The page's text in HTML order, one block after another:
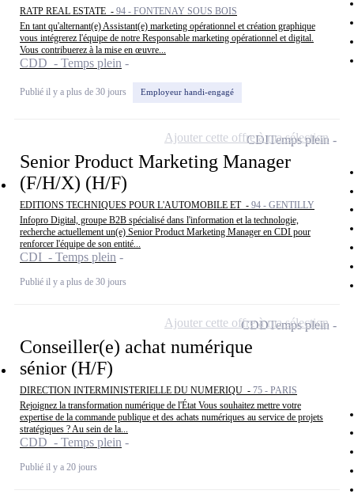
RATP REAL ESTATE - 94 - FONTENAY SOUS BOIS
En tant qu'alternant(e) Assistant(e) marketing opérationnel et création graphique
vous intégrerez l'équipe de notre Responsable marketing opérationnel et digital.
Vous contribuerez à la mise en œuvre...
CDD - Temps plein
Publié il y a plus de 30 jours Employeur handi-engagé
Senior Product Marketing Manager
(F/H/X) (H/F)
EDITIONS TECHNIQUES POUR L'AUTOMOBILE ET - 94 - GENTILLY
Infopro Digital, groupe B2B spécialisé dans l'information et la technologie,
recherche actuellement un(e) Senior Product Marketing Manager en CDI pour
renforcer l'équipe de son entité...
CDI - Temps plein
Publié il y a plus de 30 jours
CDITemps plein
Ajouter cette offre à ma sélection
Conseiller(e) achat numérique
sénior (H/F)
DIRECTION INTERMINISTERIELLE DU NUMERIQU - 75 - PARIS
Rejoignez la transformation numérique de l'État Vous souhaitez mettre votre
expertise de la commande publique et des achats numériques au service de projets
stratégiques ? Au sein de la...
CDD - Temps plein
Publié il y a 20 jours
CDDTemps plein
Ajouter cette offre à ma sélection